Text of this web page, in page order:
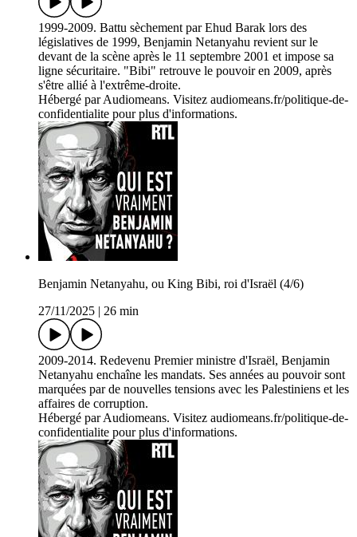
1999-2009. Battu sèchement par Ehud Barak lors des
législatives de 1999, Benjamin Netanyahu revient sur le
devant de la scène après le 11 septembre 2001 et impose sa
ligne sécuritaire. "Bibi" retrouve le pouvoir en 2009, après
s'être allié à l'extrême-droite.
Hébergé par Audiomeans. Visitez audiomeans.fr/politique-de-
confidentialite pour plus d'informations.
Benjamin Netanyahu, ou King Bibi, roi d'Israël (4/6)
27/11/2025
26 min
2009-2014. Redevenu Premier ministre d'Israël, Benjamin
Netanyahu enchaîne les mandats. Ses années au pouvoir sont
marquées par de nouvelles tensions avec les Palestiniens et les
affaires de corruption.
Hébergé par Audiomeans. Visitez audiomeans.fr/politique-de-
confidentialite pour plus d'informations.